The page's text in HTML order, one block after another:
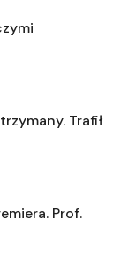
Trafił
Prof.